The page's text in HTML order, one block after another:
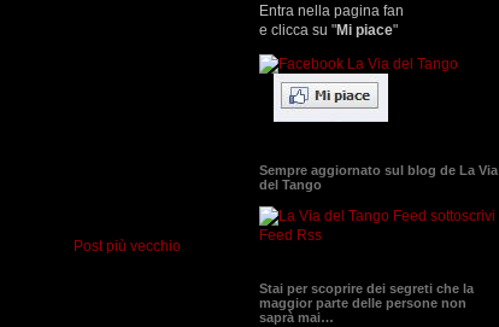
Post più vecchio
Entra nella pagina fan
e clicca su "Mi piace"
Sempre aggiornato sul blog de La Via
del Tango
sottoscrivi
Feed Rss
Stai per scoprire dei segreti che la
maggior parte delle persone non
saprà mai…